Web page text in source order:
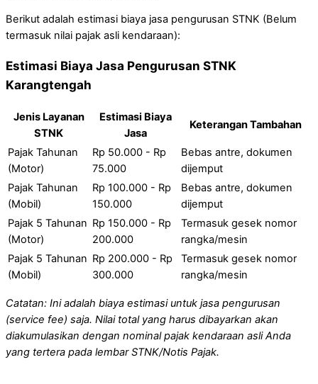
Berikut adalah estimasi biaya jasa pengurusan STNK (Belum
termasuk nilai pajak asli kendaraan):
Estimasi Biaya Jasa Pengurusan STNK
Karangtengah
Jenis Layanan
STNK
Estimasi Biaya
Jasa
Keterangan Tambahan
Pajak Tahunan
(Motor)
Rp 50.000 - Rp
75.000
Bebas antre, dokumen
dijemput
Pajak Tahunan
(Mobil)
Rp 100.000 - Rp
150.000
Bebas antre, dokumen
dijemput
Pajak 5 Tahunan
(Motor)
Rp 150.000 - Rp
200.000
Termasuk gesek nomor
rangka/mesin
Pajak 5 Tahunan
(Mobil)
Rp 200.000 - Rp
300.000
Termasuk gesek nomor
rangka/mesin
Catatan: Ini adalah biaya estimasi untuk jasa pengurusan
(service fee) saja. Nilai total yang harus dibayarkan akan
diakumulasikan dengan nominal pajak kendaraan asli Anda
yang tertera pada lembar STNK/Notis Pajak.